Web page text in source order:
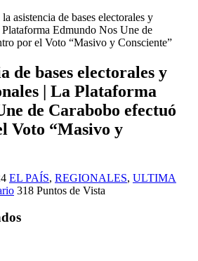
asistencia de bases electorales y
Edmundo Nos Une de
por el Voto “Masivo y Consciente”
de bases electorales y
| La Plataforma
de Carabobo efectuó
Voto “Masivo y
EL PAÍS, REGIONALES, ULTIMA
318 Puntos de Vista